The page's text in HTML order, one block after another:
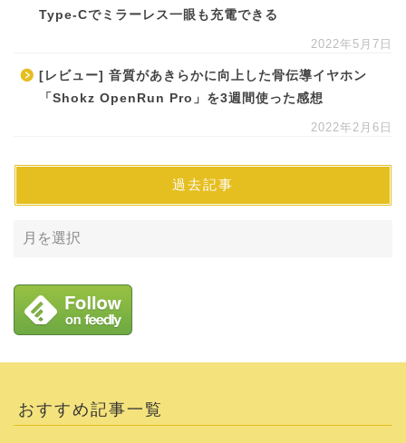
Type-Cでミラーレス一眼も充電できる
2022年5月7日
[レビュー] 音質があきらかに向上した骨伝導イヤホン
「Shokz OpenRun Pro」を3週間使った感想
2022年2月6日
過去記事
おすすめ記事一覧